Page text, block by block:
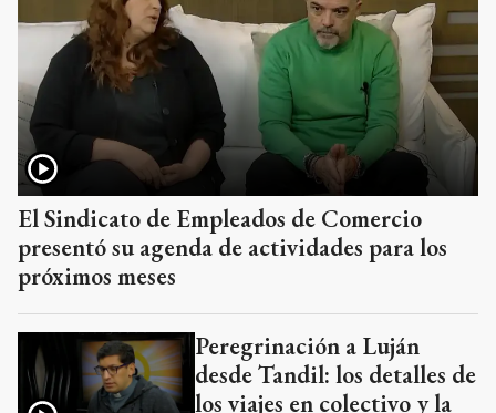
El Sindicato de Empleados de Comercio
presentó su agenda de actividades para los
próximos meses
Peregrinación a Luján
desde Tandil: los detalles de
los viajes en colectivo y la